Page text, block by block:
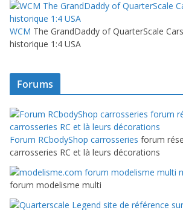
WCM The GrandDaddy of QuarterScale
historique 1:4 USA
Forums
Forum RCbodyShop carrosseries forum
carrosseries RC et là leurs décorations
forum modelisme multi